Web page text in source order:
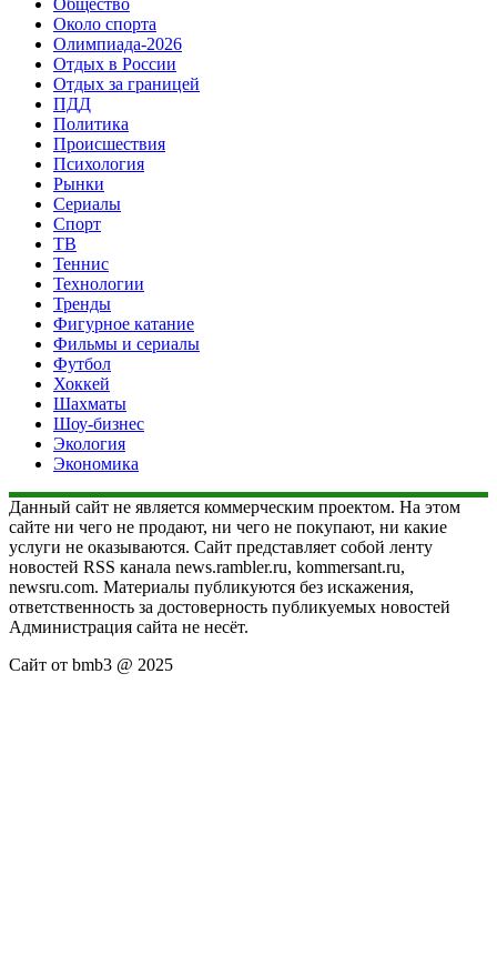
Около спорта
Олимпиада-2026
Отдых в России
Отдых за границей
ПДД
Политика
Происшествия
Психология
Рынки
Сериалы
Спорт
ТВ
Теннис
Технологии
Тренды
Фигурное катание
Фильмы и сериалы
Футбол
Хоккей
Шахматы
Шоу-бизнес
Экология
Экономика
Данный сайт не является коммерческим проектом. На этом
сайте ни чего не продают, ни чего не покупают, ни какие
услуги не оказываются. Сайт представляет собой ленту
новостей RSS канала news.rambler.ru, kommersant.ru,
newsru.com. Материалы публикуются без искажения,
ответственность за достоверность публикуемых новостей
Администрация сайта не несёт.
Сайт от bmb3 @ 2025